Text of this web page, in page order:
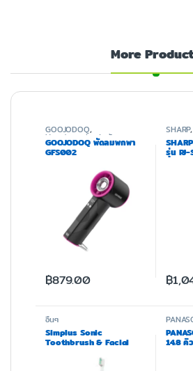
More
GOOJODOQ,
Uncategorized พัดลม
GOOJODOQ พัดลมพกพา
GFS002
฿879.00
SHARP
รุ่น PJ-
฿
อื่นๆ
Simplus Sonic
Toothbrush & Facial
DDYS002 แปรงสีฟันไฟฟ้า
14.8 คิ